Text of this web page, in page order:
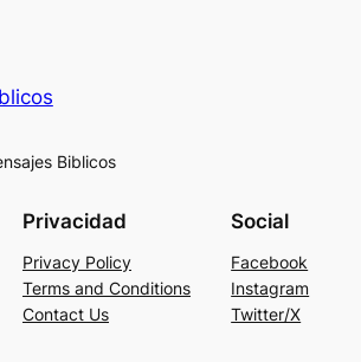
Biblicos
Privacidad
Privacy Policy
Terms and Conditions
Contact Us
Social
Facebook
Instagram
Twitter/X